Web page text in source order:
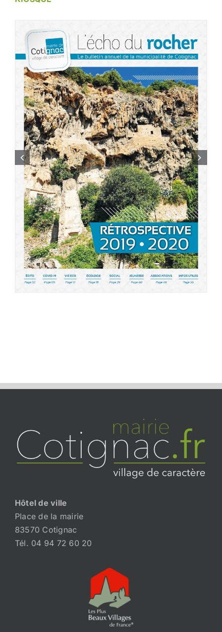
Hôtel de ville
Place de la mairie
83570 Cotignac
Tél. 04 94 72 60 20